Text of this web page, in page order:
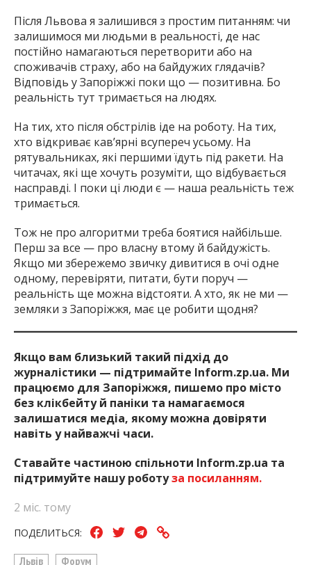
Після Львова я залишився з простим питанням: чи
залишимося ми людьми в реальності, де нас
постійно намагаються перетворити або на
споживачів страху, або на байдужих глядачів?
Відповідь у Запоріжжі поки що — позитивна. Бо
реальність тут тримається на людях.
На тих, хто після обстрілів іде на роботу. На тих,
хто відкриває кав’ярні всупереч усьому. На
рятувальниках, які першими їдуть під ракети. На
читачах, які ще хочуть розуміти, що відбувається
насправді. І поки ці люди є — наша реальність теж
тримається.
Тож не про алгоритми треба боятися найбільше.
Перш за все — про власну втому й байдужість.
Якщо ми збережемо звичку дивитися в очі одне
одному, перевіряти, питати, бути поруч —
реальність ще можна відстояти. А хто, як не ми —
земляки з Запоріжжя, має це робити щодня?
Якщо вам близький такий підхід до
журналістики — підтримайте Inform.zp.ua. Ми
працюємо для Запоріжжя, пишемо про місто
без клікбейту й паніки та намагаємося
залишатися медіа, якому можна довіряти
навіть у найважчі часи.
Ставайте частиною спільноти Inform.zp.ua та
підтримуйте нашу роботуза посиланням.
2 міс. тому
ПОДЕЛИТЬСЯ:
Львів Форум